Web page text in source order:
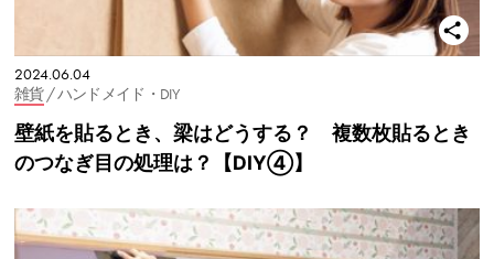
2024.06.04
雑貨/ ハンドメイド・DIY
壁紙を貼るとき、梁はどうする？ 複数枚貼るとき
のつなぎ目の処理は？【DIY④】